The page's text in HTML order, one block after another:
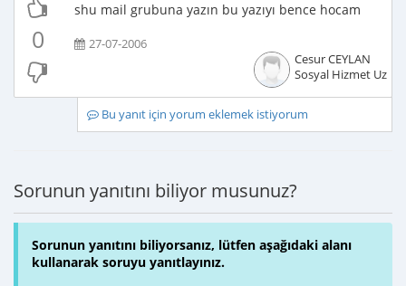
0
shu mail grubuna yazın bu yazıyı bence hocam
27-07-2006
Cesur CEYLAN
Sosyal Hizmet
Bu yanıt için yorum eklemek istiyorum
Sorunun yanıtını biliyor musunuz?
Sorunun yanıtını biliyorsanız, lütfen aşağıdaki alanı
kullanarak soruyu yanıtlayınız.